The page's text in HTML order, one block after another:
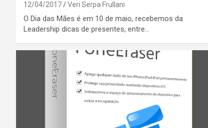
12/04/2017 Veri Serpa Frullani
O Dia das Mães é em 10 de maio, recebemos da
Leadership dicas de presentes, entre…